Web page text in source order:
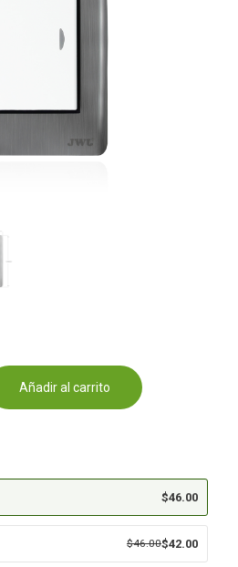
Añadir al carrito
$46.00
$46.00$42.00